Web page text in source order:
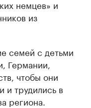
немцев» и
из
семей с детьми
Германии,
чтобы они
и трудились в
региона.